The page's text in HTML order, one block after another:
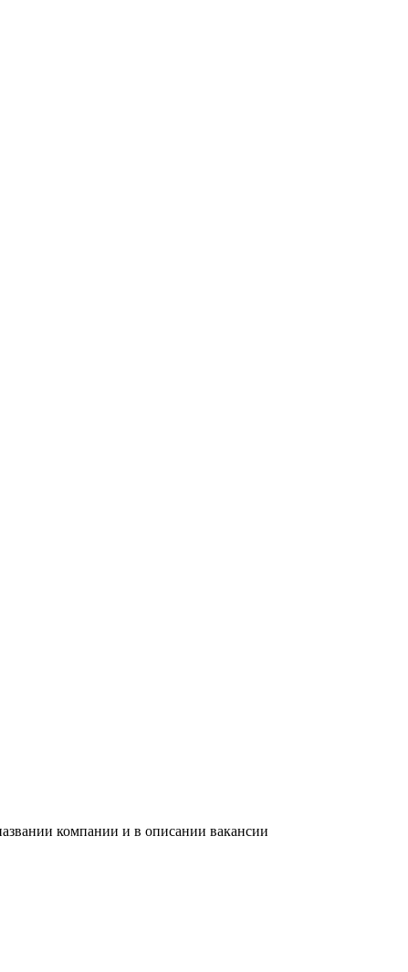
компании и в описании вакансии